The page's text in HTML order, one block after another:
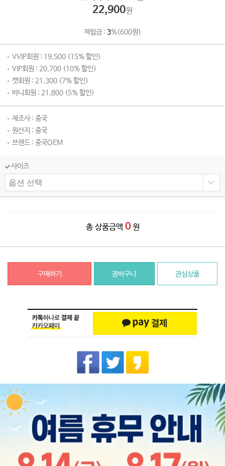
22,900원
적립금 : 3%(600원)
VVIP회원 : 19,500 (15% 할인)
VIP회원 : 20,700 (10% 할인)
캣회원 : 21,300 (7% 할인)
바니회원 : 21,800 (5% 할인)
제조사 : 중국
원산지 : 중국
브랜드 : 중국OEM
사이즈
총 상품금액 0 원
구매하기 장바구니 관심상품